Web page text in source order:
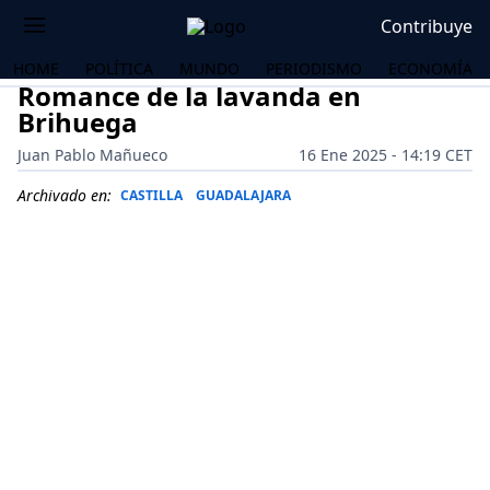
Contribuye
HOME POLÍTICA MUNDO PERIODISMO ECONOMÍA
Romance de la lavanda en
Brihuega
Juan Pablo Mañueco
16 Ene 2025 - 14:19 CET
Archivado en: CASTILLA GUADALAJARA